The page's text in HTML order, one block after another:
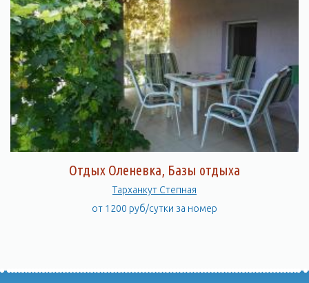
Отдых Оленевка, Базы отдыха
Тарханкут Степная
от 1200 руб/сутки за номер